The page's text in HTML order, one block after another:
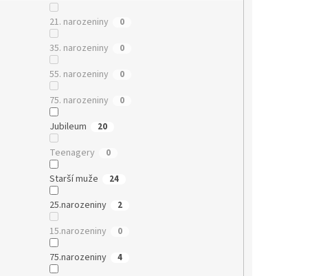
21. narozeniny 0
35. narozeniny 0
55. narozeniny 0
75. narozeniny 0
Jubileum 20
Teenagery 0
Starší muže 24
25.narozeniny 2
15.narozeniny 0
75.narozeniny 4